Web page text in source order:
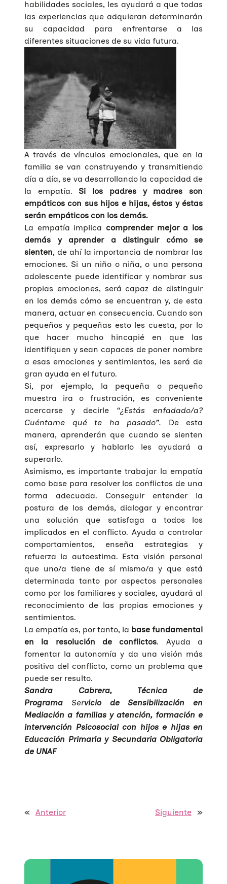
habilidades sociales, les ayudará a que todas
las experiencias que adquieran determinarán
su capacidad para enfrentarse a las
diferentes situaciones de su vida futura.
A través de vínculos emocionales, que en la
familia se van construyendo y transmitiendo
día a día, se va desarrollando la capacidad de
la empatía. Si los padres y madres son
empáticos con sus hijos e hijas, éstos y éstas
serán empáticos con los demás.
La empatía implica comprender mejor a los
demás y aprender a distinguir cómo se
sienten, de ahí la importancia de nombrar las
emociones. Si un niño o niña, o una persona
adolescente puede identificar y nombrar sus
propias emociones, será capaz de distinguir
en los demás cómo se encuentran y, de esta
manera, actuar en consecuencia. Cuando son
pequeños y pequeñas esto les cuesta, por lo
que hacer mucho hincapié en que las
identifiquen y sean capaces de poner nombre
a esas emociones y sentimientos, les será de
gran ayuda en el futuro.
Si, por ejemplo, la pequeña o pequeño
muestra ira o frustración, es conveniente
acercarse y decirle “¿Estás enfadado/a?
Cuéntame qué te ha pasado”. De esta
manera, aprenderán que cuando se sienten
así, expresarlo y hablarlo les ayudará a
superarlo.
Asimismo, es importante trabajar la empatía
como base para resolver los conflictos de una
forma adecuada. Conseguir entender la
postura de los demás, dialogar y encontrar
una solución que satisfaga a todos los
implicados en el conflicto. Ayuda a controlar
comportamientos, enseña estrategias y
refuerza la autoestima. Esta visión personal
que uno/a tiene de sí mismo/a y que está
determinada tanto por aspectos personales
como por los familiares y sociales, ayudará al
reconocimiento de las propias emociones y
sentimientos.
La empatía es, por tanto, la base fundamental
en la resolución de conflictos. Ayuda a
fomentar la autonomía y da una visión más
positiva del conflicto, como un problema que
puede ser resulto.
Sandra Cabrera, Técnica de
Programa Servicio de Sensibilización en
Mediación a familias y atención, formación e
intervención Psicosocial con hijos e hijas en
Educación Primaria y Secundaria Obligatoria
de UNAF
« Anterior Siguiente »